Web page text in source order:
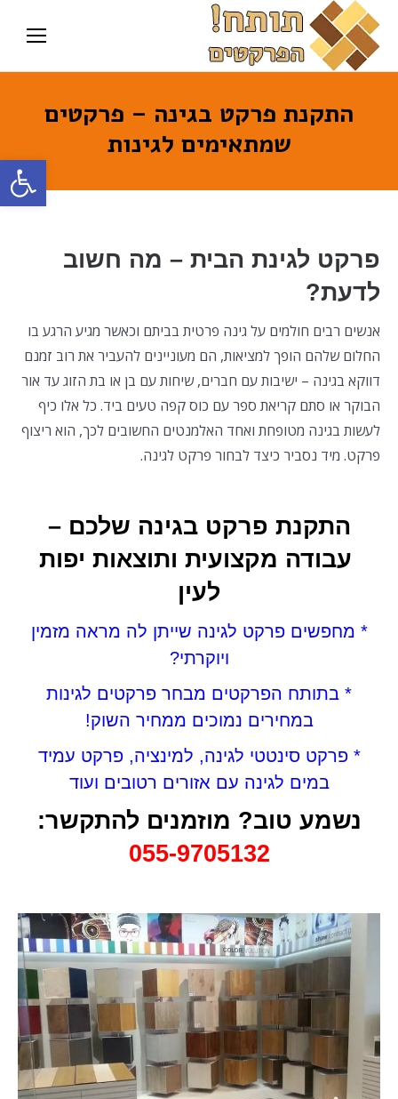
פתח
התקנת פרקט בגינה – פרקטים
שמתאימים לגינות
פרקט לגינת הבית – מה חשוב
לדעת?
אנשים רבים חולמים על גינה פרטית בביתם וכאשר מגיע הרגע בו
החלום שלהם הופך למציאות, הם מעוניינים להעביר את רוב זמנם
דווקא בגינה – ישיבות עם חברים, שיחות עם בן או בת הזוג עד אור
הבוקר או סתם קריאת ספר עם כוס קפה טעים ביד. כל אלו כיף
לעשות בגינה מטופחת ואחד האלמנטים החשובים לכך, הוא ריצוף
פרקט. מיד נסביר כיצד לבחור פרקט לגינה.
התקנת פרקט בגינה שלכם –
עבודה מקצועית ותוצאות יפות
לעין
* מחפשים פרקט לגינה שייתן לה מראה מזמין
ויוקרתי?
* בתותח הפרקטים מבחר פרקטים לגינות
במחירים נמוכים ממחיר השוק!
* פרקט סינטטי לגינה, למינציה, פרקט עמיד
במים לגינה עם אזורים רטובים ועוד
נשמע טוב? מוזמנים להתקשר:
055-9705132